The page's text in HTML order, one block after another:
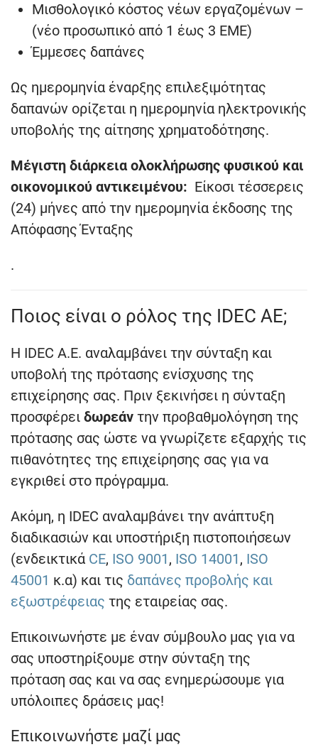
Μισθολογικό κόστος νέων εργαζομένων –
(νέο προσωπικό από 1 έως 3 ΕΜΕ)
Έμμεσες δαπάνες
Ως ημερομηνία έναρξης επιλεξιμότητας
δαπανών ορίζεται η ημερομηνία ηλεκτρονικής
υποβολής της αίτησης χρηματοδότησης.
Μέγιστη διάρκεια ολοκλήρωσης φυσικού και
οικονομικού αντικειμένου: Είκοσι τέσσερεις
(24) μήνες από την ημερομηνία έκδοσης της
Απόφασης Ένταξης
.
Ποιος είναι ο ρόλος της IDEC AE;
Η IDEC A.E. αναλαμβάνει την σύνταξη και
υποβολή της πρότασης ενίσχυσης της
επιχείρησης σας. Πριν ξεκινήσει η σύνταξη
προσφέρει δωρεάν την προβαθμολόγηση της
πρότασης σας ώστε να γνωρίζετε εξαρχής τις
πιθανότητες της επιχείρησης σας για να
εγκριθεί στο πρόγραμμα.
Ακόμη, η IDEC αναλαμβάνει την ανάπτυξη
διαδικασιών και υποστήριξη πιστοποιήσεων
(ενδεικτικά CE, ISO 9001 , ISO 14001 , ISO
45001 κ.α) και τις δαπάνες προβολής και
εξωστρέφειας της εταιρείας σας.
Επικοινωνήστε με έναν σύμβουλο μας για να
σας υποστηρίξουμε στην σύνταξη της
πρόταση σας και να σας ενημερώσουμε για
υπόλοιπες δράσεις μας!
Επικοινωνήστε μαζί μας